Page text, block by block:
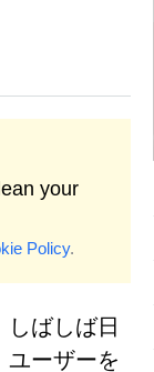
your
Policy.
ばしば日
ユーザーを